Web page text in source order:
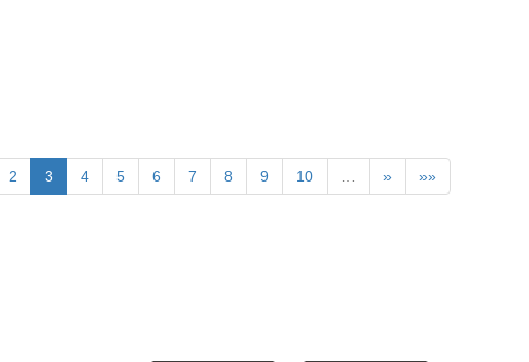
2 3 4 5 6 7 8 9 10 … » »»